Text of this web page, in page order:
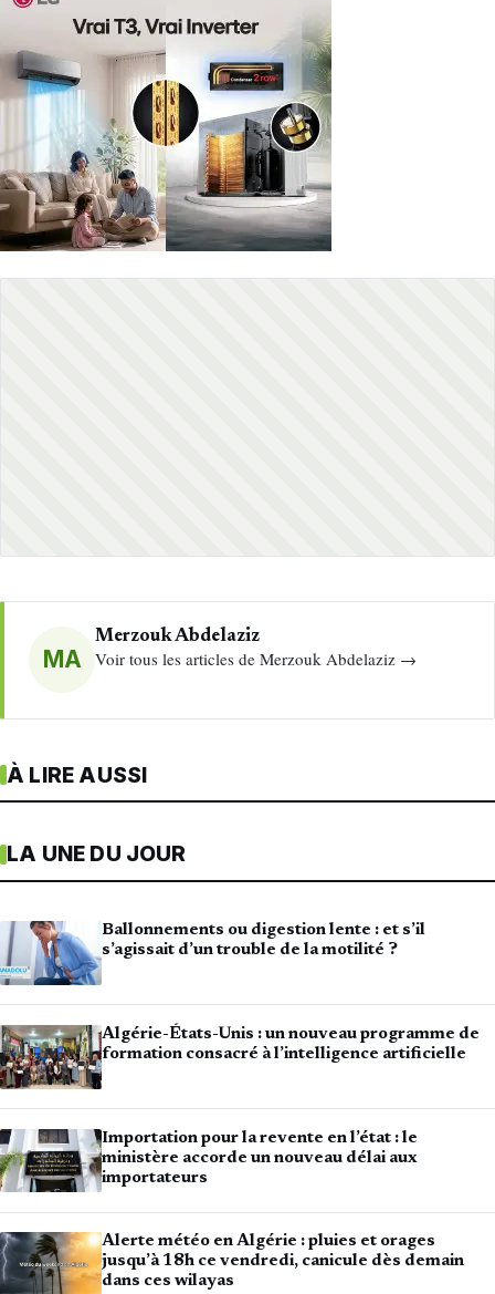
MA
Merzouk Abdelaziz
Voir tous les articles de Merzouk Abdelaziz →
À LIRE AUSSI
LA UNE DU JOUR
Ballonnements ou digestion lente : et s’il
s’agissait d’un trouble de la motilité ?
Algérie-États-Unis : un nouveau programme de
formation consacré à l’intelligence artificielle
Importation pour la revente en l’état : le
ministère accorde un nouveau délai aux
importateurs
Alerte météo en Algérie : pluies et orages
jusqu’à 18h ce vendredi, canicule dès demain
dans ces wilayas